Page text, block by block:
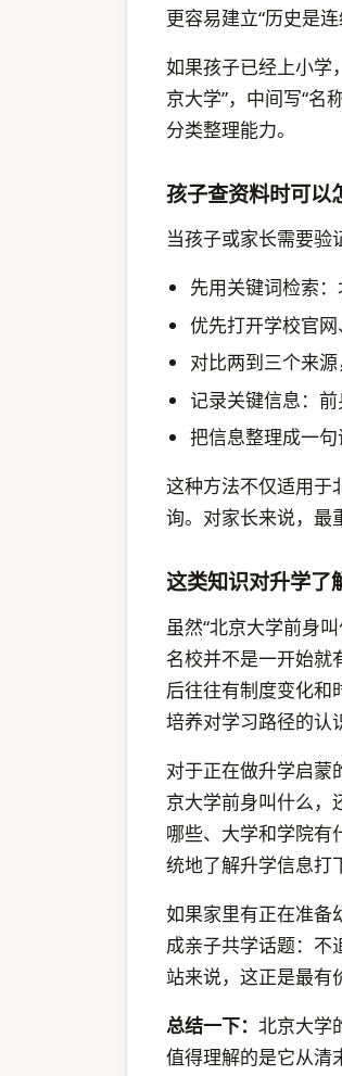
更容易建立“历史是
如果孩子已经上小学
京大学”，中间写“名
分类整理能力。
孩子查资料时可以
当孩子或家长需要验
先用关键词检索
优先打开学校官网
对比两到三个来源
记录关键信息：前
把信息整理成一句
这种方法不仅适用于
询。对家长来说，最
这类知识对升学了
虽然“北京大学前身
名校并不是一开始就
后往往有制度变化和
培养对学习路径的认
对于正在做升学启蒙
京大学前身叫什么，
哪些、大学和学院有
统地了解升学信息打
如果家里有正在准备
成亲子共学话题：不
站来说，这正是最有
总结一下： 北京大学
值得理解的是它从清